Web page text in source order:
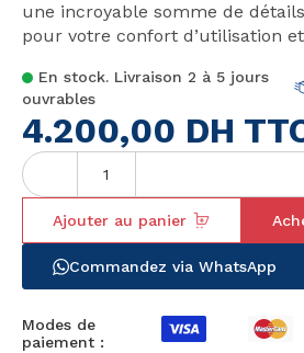
une incroyable somme de
pour votre confort d’utilisation
En stock. Livraison 2 à 5 jours
ouvrables
4.200,00 DH
Ajouter au panier
Commandez via WhatsApp
Modes de
paiement :